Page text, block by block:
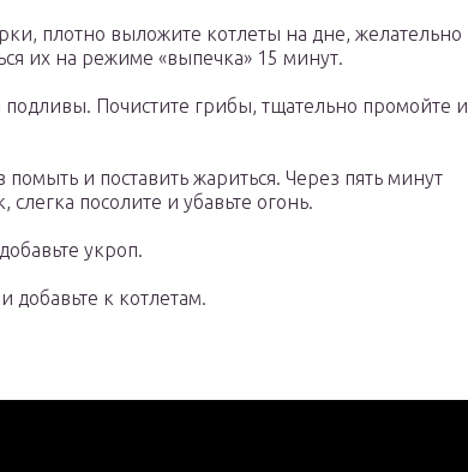
плотно выложите котлеты на дне, желательно
их на режиме «выпечка» 15 минут.
Почистите грибы, тщательно промойте и
и поставить жариться. Через пять минут
посолите и убавьте огонь.
укроп.
добавьте к котлетам.